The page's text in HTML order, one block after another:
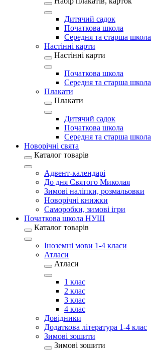
Дитячий садок
Початкова школа
Середня та старша школа
Настінні карти
Настінні карти
Початкова школа
Середня та старша школа
Плакати
Плакати
Дитячий садок
Початкова школа
Середня та старша школа
Новорічні свята
Каталог товарів
Адвент-календарі
До дня Святого Миколая
Зимові наліпки, розмальовки
Новорічні книжки
Саморобки, зимові ігри
Початкова школа НУШ
Каталог товарів
Іноземні мови 1-4 класи
Атласи
Атласи
1 клас
2 клас
3 клас
4 клас
Довідники
Додаткова література 1-4 клас
Зимові зошити
Зимові зошити